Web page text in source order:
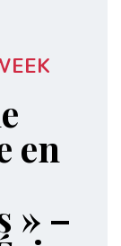
en
» –